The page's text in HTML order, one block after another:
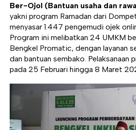
Ber-Ojol (Bantuan usaha dan
yakni program Ramadan dari
menyasar 1.447 pengemudi ojek
Program ini melibatkan 24 UMKM
Bengkel Promatic, dengan layanan
dan bantuan sembako. Pelaksanaan
pada 25 Februari hingga 8 Maret